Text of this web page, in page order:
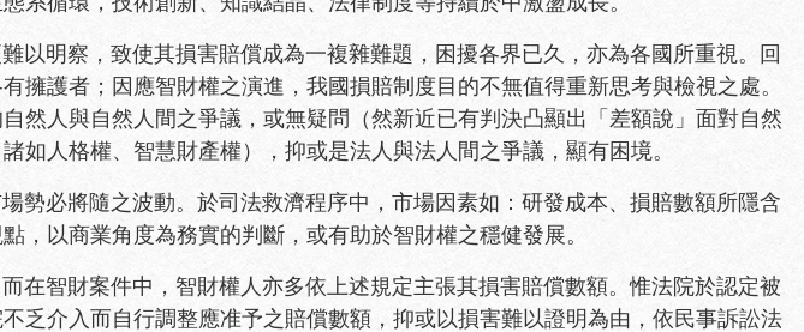
明察，致使其損害賠償成為一複雜難題，困擾各界已久，亦為各國所重視。回
護者；因應智財權之演進，我國損賠制度目的不無值得重新思考與檢視之處。
然人與自然人間之爭議，或無疑問（然新近已有判決凸顯出「差額說」面對自然
如人格權、智慧財產權），抑或是法人與法人間之爭議，顯有困境。
必將隨之波動。於司法救濟程序中，市場因素如：研發成本、損賠數額所隱含
，以商業角度為務實的判斷，或有助於智財權之穩健發展。
智財案件中，智財權人亦多依上述規定主張其損害賠償數額。惟法院於認定被
乏介入而自行調整應准予之賠償數額，抑或以損害難以證明為由，依民事訴訟法